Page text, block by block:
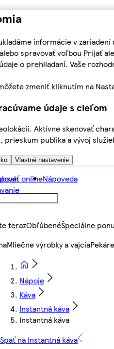
informácie v
spravovať voľbou Prijať
o prehliadaní. Vaše
zmeniť kliknutím na
údaje s cieľom
Aktívne skenovať
prieskum publika a vývoj
Vlastné nastavenie
onlineNápoveda
terazObľúbenéŠpeciálne
Mliečne výrobky a vajcia
Nápoje
Káva
Instantná káva
Instantná káva
Späť na Instantná káva